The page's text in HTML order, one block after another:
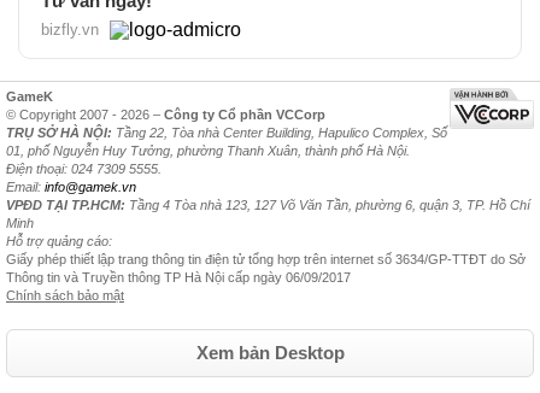
bizfly.vn
GameK
© Copyright 2007 - 2026 – Công ty Cổ phần VCCorp
TRỤ SỞ HÀ NỘI: Tầng 22, Tòa nhà Center Building, Hapulico Complex, Số
01, phố Nguyễn Huy Tưởng, phường Thanh Xuân, thành phố Hà Nội.
Điện thoại: 024 7309 5555.
Email: info@gamek.vn
VPĐD TẠI TP.HCM: Tầng 4 Tòa nhà 123, 127 Võ Văn Tần, phường 6, quận 3, TP. Hồ Chí
Minh
Hỗ trợ quảng cáo:
Giấy phép thiết lập trang thông tin điện tử tổng hợp trên internet số 3634/GP-TTĐT do Sở
Thông tin và Truyền thông TP Hà Nội cấp ngày 06/09/2017
Chính sách bảo mật
Xem bản Desktop